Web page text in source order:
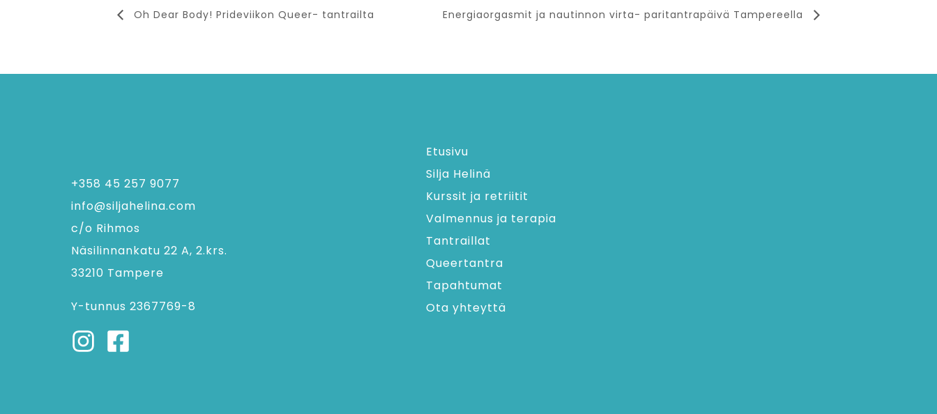
Oh Dear Body! Prideviikon Queer- tantrailta Energiaorgasmit ja nautinnon virta- paritantrapäivä Tampereella
+358 45 257 9077
info@siljahelina.com
c/o Rihmos
Näsilinnankatu 22 A, 2.krs.
33210 Tampere
Y-tunnus 2367769-8
Etusivu
Silja Helinä
Kurssit ja retriitit
Valmennus ja terapia
Tantraillat
Queertantra
Tapahtumat
Ota yhteyttä